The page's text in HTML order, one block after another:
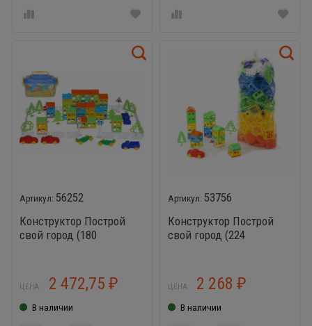
56252
Конструктор Построй
свой город (180
ЦЕНА: 2 472,75 ₽
В наличии
53756
Конструктор Построй
свой город (224
ЦЕНА: 2 268₽
В наличии